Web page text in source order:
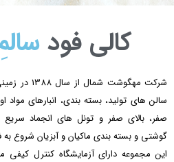
سالمِ خوشمزه
شرکت مهگوشت شمال از سال 1388 در زمینی به مساحت 3000 مترمربع شامل
مواد اولیه و محصولات، سردخانه های زیر
سریع در زمینه تولید انواع فرآورده های
شروع به فعالیت نمود.
کیفی مجهز و مورد تائید استاندارد، واحد